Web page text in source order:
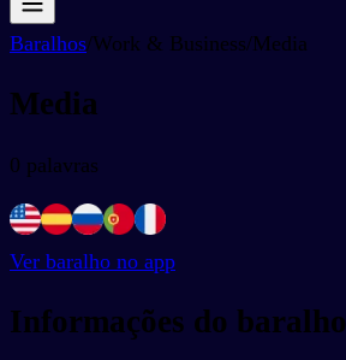
Baralhos/Work & Business/Media
Media
0 palavras
Ver baralho no app
Informações do baralho